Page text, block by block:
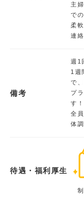
主
で
柔
連
備考
週1
1週
で
プ
す！
全
体
待遇・福利厚生